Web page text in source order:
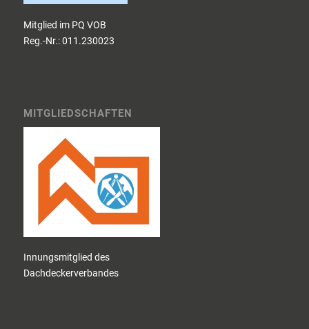
Mitglied im PQ VOB
Reg.-Nr.: 011.230023
MITGLIEDSCHAFTEN
Innungsmitglied des
Dachdeckerverbandes